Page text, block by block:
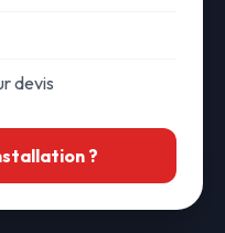
devis
?